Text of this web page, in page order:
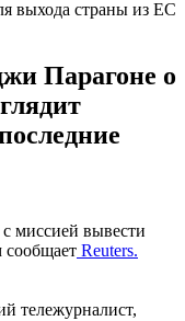
Парагоне о
миссией вывести
сообщает Reuters.
тележурналист,